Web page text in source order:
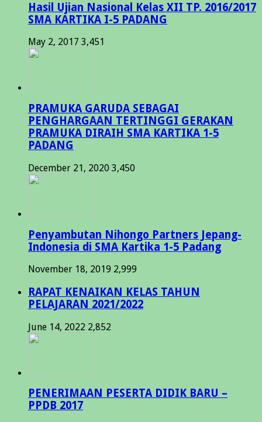
Hasil Ujian Nasional Kelas XII TP. 2016/2017
SMA KARTIKA I-5 PADANG
May 2, 2017 3,451
PRAMUKA GARUDA SEBAGAI
PENGHARGAAN TERTINGGI GERAKAN
PRAMUKA DIRAIH SMA KARTIKA 1-5
PADANG
December 21, 2020 3,450
Penyambutan Nihongo Partners Jepang-
Indonesia di SMA Kartika 1-5 Padang
November 18, 2019 2,999
RAPAT KENAIKAN KELAS TAHUN
PELAJARAN 2021/2022
June 14, 2022 2,852
PENERIMAAN PESERTA DIDIK BARU –
PPDB 2017